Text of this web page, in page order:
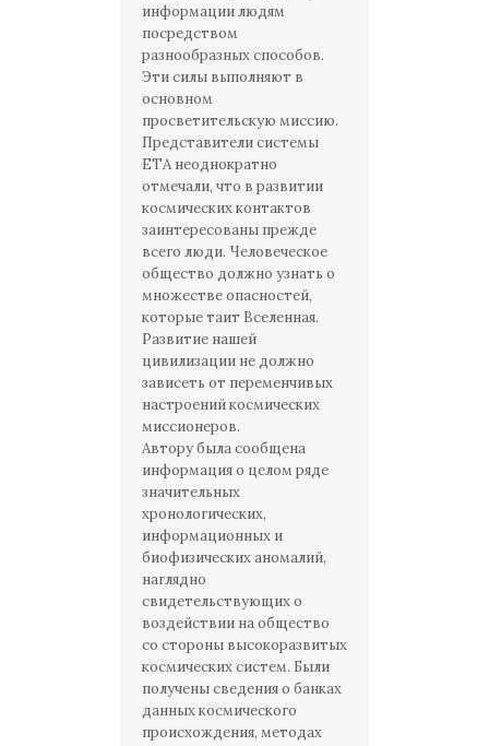
информации людям
посредством
разнообразных способов.
Эти силы выполняют в
основном
просветительскую миссию.
Представители системы
ЕТА неоднократно
отмечали, что в развитии
космических контактов
заинтересованы прежде
всего люди. Человеческое
общество должно узнать о
множестве опасностей,
которые таит Вселенная.
Развитие нашей
цивилизации не должно
зависеть от переменчивых
настроений космических
миссионеров.
Автору была сообщена
информация о целом ряде
значительных
хронологических,
информационных и
биофизических аномалий,
наглядно
свидетельствующих о
воздействии на общество
со стороны высокоразвитых
космических систем. Были
получены сведения о банках
данных космического
происхождения, методах